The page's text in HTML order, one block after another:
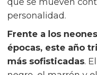
llegó para
tendencia,
haga sentir
días de playa o
¡Vota! ¿Has